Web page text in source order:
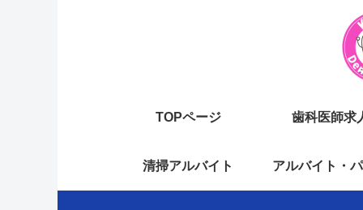
TOPページ 歯科医師求
清掃アルバイト アルバイト・